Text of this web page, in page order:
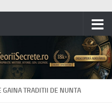
GAINA TRADITII DE NUNTA